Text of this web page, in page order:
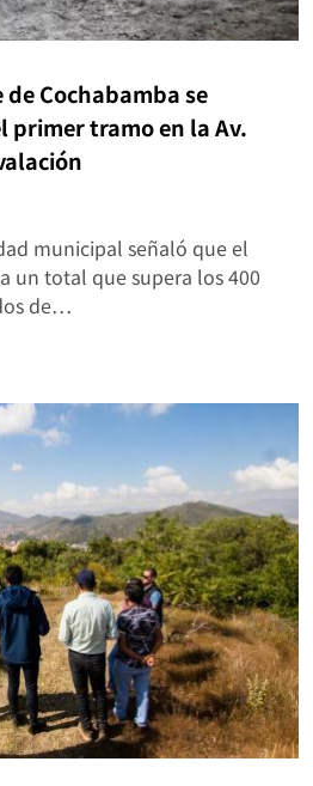
Cochabamba se
primer tramo en la Av.
municipal señaló que el
un total que supera los 400
de…